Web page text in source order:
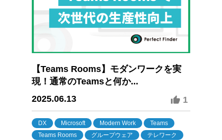
【Teams Rooms】モダンワークを実
現！通常のTeamsと何か...
2025.06.13
1
DX Microsoft Modern Work
Teams
Teams Rooms
グループウェア
テレワーク